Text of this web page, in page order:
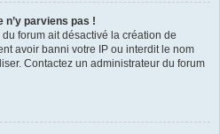
n’y parviens pas !
du forum ait désactivé la création de
avoir banni votre IP ou interdit le nom
Contactez un administrateur du forum